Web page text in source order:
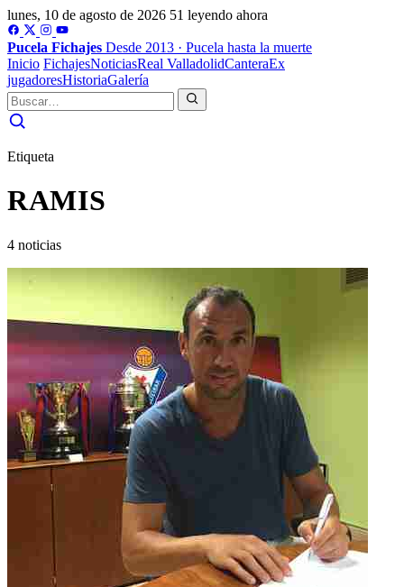
lunes, 10 de agosto de 2026 51 leyendo ahora
Pucela Fichajes Desde 2013 · Pucela hasta la muerte
Inicio FichajesNoticiasReal ValladolidCanteraEx
jugadoresHistoriaGalería
Etiqueta
RAMIS
4 noticias